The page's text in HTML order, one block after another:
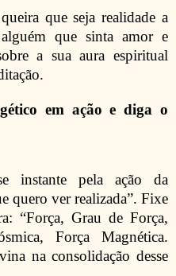
que seja realidade a
que sinta amor e
a sua aura espiritual
em ação e diga o
instante pela ação da
quero ver realizada”. Fixe
“Força, Grau de Força,
Força Magnética.
na consolidação desse